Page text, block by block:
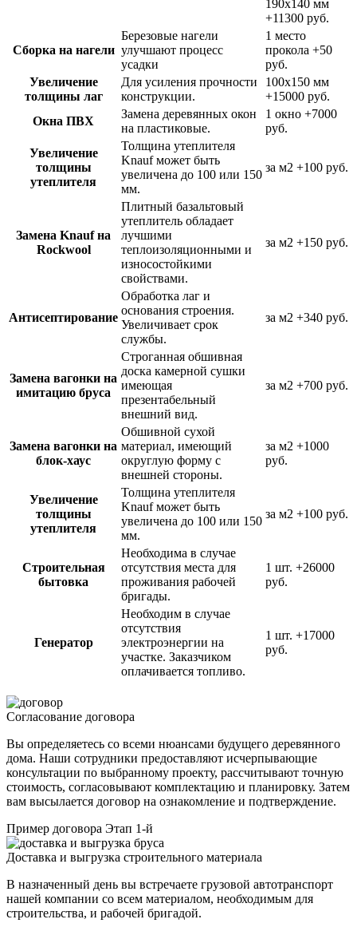
190х140 мм
+11300 руб.
Сборка на нагели
Березовые нагели
улучшают процесс
усадки
1 место
прокола +50
руб.
Увеличение
толщины лаг
Для усиления прочности
конструкции.
100х150 мм
+15000 руб.
Окна ПВХ
Замена деревянных окон
на пластиковые.
1 окно +7000
руб.
Увеличение
толщины
утеплителя
Толщина утеплителя
Knauf может быть
увеличена до 100 или 150
мм.
за м2 +100 руб.
Замена Knauf на
Rockwool
Плитный базальтовый
утеплитель обладает
лучшими
теплоизоляционными и
износостойкими
свойствами.
за м2 +150 руб.
Антисептирование
Обработка лаг и
основания строения.
Увеличивает срок
службы.
за м2 +340 руб.
Замена вагонки на
имитацию бруса
Строганная обшивная
доска камерной сушки
имеющая
презентабельный
внешний вид.
за м2 +700 руб.
Замена вагонки на
блок-хаус
Обшивной сухой
материал, имеющий
округлую форму с
внешней стороны.
за м2 +1000
руб.
Увеличение
толщины
утеплителя
Толщина утеплителя
Knauf может быть
увеличена до 100 или 150
мм.
за м2 +100 руб.
Строительная
бытовка
Необходима в случае
отсутствия места для
проживания рабочей
бригады.
1 шт. +26000
руб.
Генератор
Необходим в случае
отсутствия
электроэнергии на
участке. Заказчиком
оплачивается топливо.
1 шт. +17000
руб.
Согласование договора
Вы определяетесь со всеми нюансами будущего деревянного
дома. Наши сотрудники предоставляют исчерпывающие
консультации по выбранному проекту, рассчитывают точную
стоимость, согласовывают комплектацию и планировку. Затем
вам высылается договор на ознакомление и подтверждение.
Пример договора Этап 1-й
Доставка и выгрузка строительного материала
В назначенный день вы встречаете грузовой автотранспорт
нашей компании со всем материалом, необходимым для
строительства, и рабочей бригадой.